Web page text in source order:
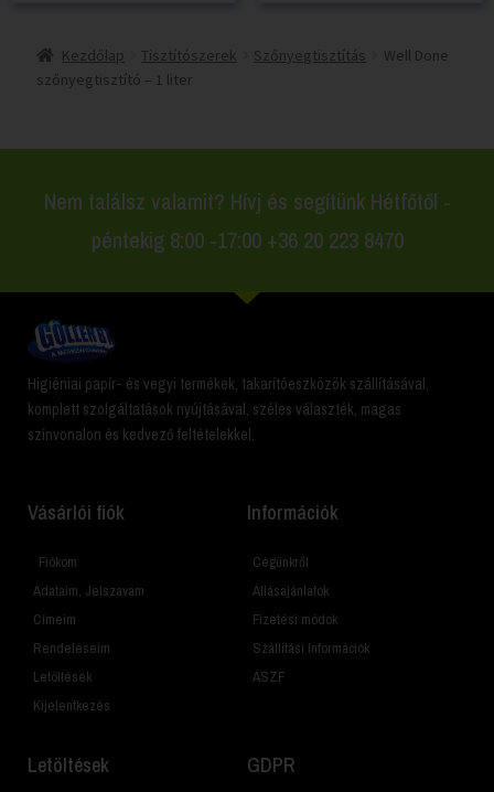
Kezdőlap Tisztítószerek Szőnyegtisztítás
Well Done
szőnyegtisztító – 1 liter
Nem találsz valamit? Hívj és segítünk Hétfőtől -
péntekig 8:00 -17:00 +36 20 223 8470
Higiéniai papír- és vegyi termékek, takarítóeszközök szállításával,
komplett szolgáltatások nyújtásával, széles választék, magas
színvonalon és kedvező feltételekkel.
Vásárlói fiók
Fiókom
Adataim, Jelszavam
Címeim
Rendeléseim
Letöltések
Kijelentkezés
Információk
Cégünkről
Állásajánlatok
Fizetési módok
Szállítási Információk
ÁSZF
Letöltések GDPR